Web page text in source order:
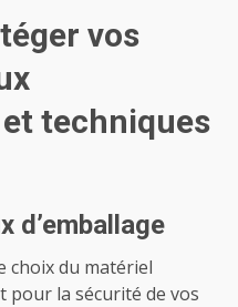
vos
techniques
d’emballage
choix du matériel
pour la sécurité de vos